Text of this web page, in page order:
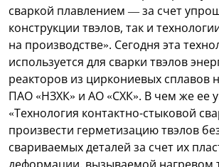
сваркой плавлением — за счет
конструкции твэлов, так и
на производстве». Сегодня эта
используется для сварки твэлов
реакторов из циркониевых сплавов
ПАО «НЗХК» и АО «СХК». В чем же ее
«Технология контактно-стыковой
произвести герметизацию твэлов
свариваемых деталей за счет их